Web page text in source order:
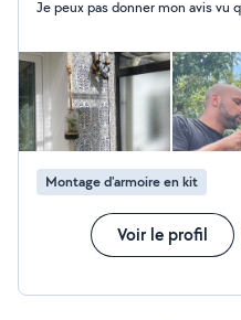
pannes et le dépannage
lyonnaise. Notre mission
fiable et rigoureux aux
aux agences. Grâce à une organisation solide et une
communication fluide,
des solutions adaptées à
professionnalisme et
JOELECT pour un travail
aux normes en vigueur.
Je peux pas donner mon avis vu
Montage d'armoire en kit
Voir le profil